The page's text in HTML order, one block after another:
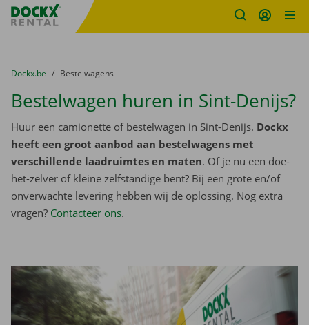
Fratello DEMO
U bevindt zich hier:
van
Dockx.be naar
Bestelwagens
Bestelwagen huren in Sint-Denijs?
Huur een camionette of bestelwagen in Sint-Denijs. Dockx
heeft een groot aanbod aan bestelwagens met
verschillende laadruimtes en maten. Of je nu een doe-
het-zelver of kleine zelfstandige bent? Bij een grote en/of
onverwachte levering hebben wij de oplossing. Nog extra
vragen? Contacteer ons.